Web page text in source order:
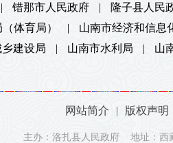
| 错那市人民政府 | 隆子县人民
体育局） | 山南市经济和信息
建设局 | 山南市水利局 | 山
网站简介 | 版权声明
主办：洛扎县人民政府 地址：西